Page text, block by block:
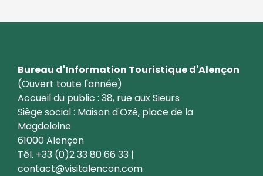
Bureau d'Information Touristique d'Alençon
(Ouvert toute l'année)
Accueil du public : 38, rue aux Sieurs
Siège social : Maison d'Ozé, place de la
Magdeleine
61000 Alençon
Tél. +33 (0)2 33 80 66 33 |
contact@visitalencon.com